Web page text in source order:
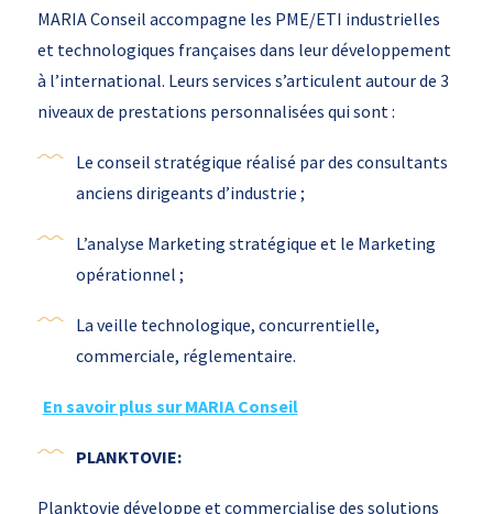
MARIA Conseil accompagne les PME/ETI industrielles
et technologiques françaises dans leur développement
à l’international. Leurs services s’articulent autour de 3
niveaux de prestations personnalisées qui sont :
Le conseil stratégique réalisé par des consultants
anciens dirigeants d’industrie ;
L’analyse Marketing stratégique et le Marketing
opérationnel ;
La veille technologique, concurrentielle,
commerciale, réglementaire.
En savoir plus sur MARIA Conseil
PLANKTOVIE:
Planktovie développe et commercialise des solutions